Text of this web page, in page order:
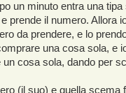
un minuto entra una
prende il numero. Allora
da prendere, e lo
una cosa sola, e
cosa sola, dando per
(il suo) e quella scema